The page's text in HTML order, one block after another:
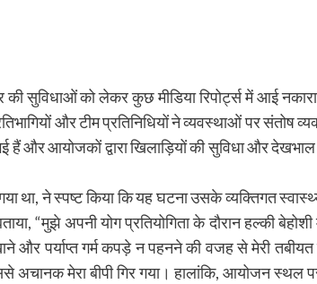
सुविधाओं को लेकर कुछ मीडिया रिपोर्ट्स में आई
और टीम प्रतिनिधियों ने व्यवस्थाओं पर संतोष
और आयोजकों द्वारा खिलाड़ियों की सुविधा और देखभाल
था, ने स्पष्ट किया कि यह घटना उसके व्यक्तिगत
“मुझे अपनी योग प्रतियोगिता के दौरान हल्की
पर्याप्त गर्म कपड़े न पहनने की वजह से मेरी तबीयत
अचानक मेरा बीपी गिर गया। हालांकि, आयोजन स्थल